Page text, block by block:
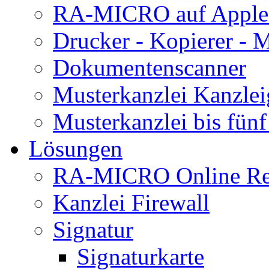
RA-MICRO auf
Drucker - Kopierer -
Dokumentenscanner
Musterkanzlei
Musterkanzlei bis
Lösungen
RA-MICRO Online
Kanzlei Firewall
Signatur
Signaturkarte